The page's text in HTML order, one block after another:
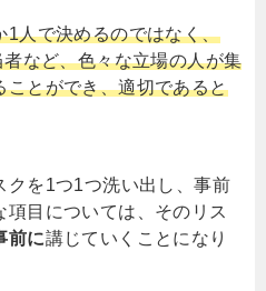
1人で決めるのではなく、
など、色々な立場の人が集
ことができ、適切であると
クを1つ1つ洗い出し、事前
目については、そのリス
前に講じていくことになり